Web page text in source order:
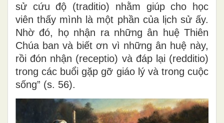
sử cứu độ (traditio) nhằm giúp cho học
viên thấy mình là một phần của lịch sử ấy.
Nhờ đó, họ nhận ra những ân huệ Thiên
Chúa ban và biết ơn vì những ân huệ này,
rồi đón nhận (receptio) và đáp lại (redditio)
trong các buổi gặp gỡ giáo lý và trong cuộc
sống” (s. 56).